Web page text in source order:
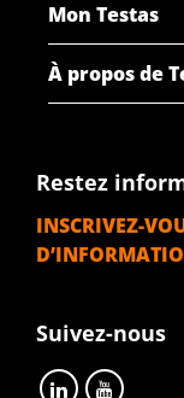
Mon Testas
À propos de
Restez
INSCRIVEZ-
Suivez-nous